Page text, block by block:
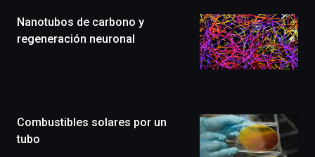
un
festival
monólogos,
exposiciones,
Nanotubos de carbono y
regeneración neuronal
Combustibles solares por un
tubo